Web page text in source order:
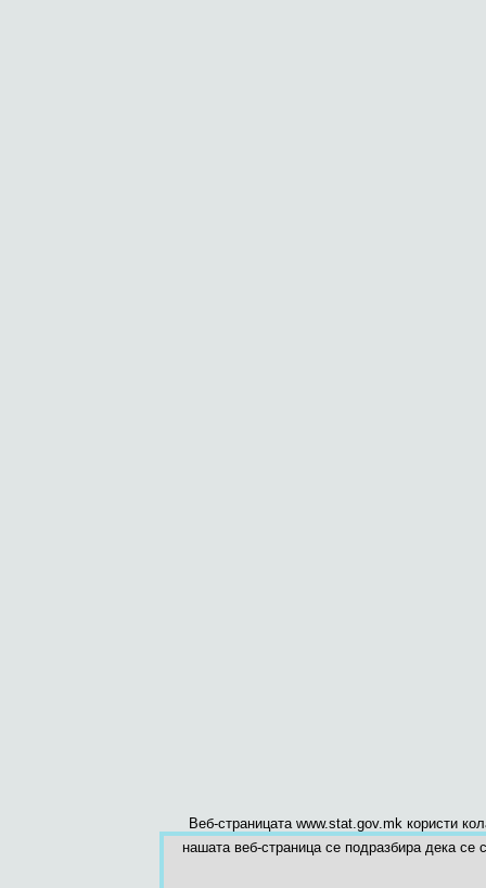
Веб-страницата www.stat.gov.mk користи
нашата веб-страница се подразбира дека се